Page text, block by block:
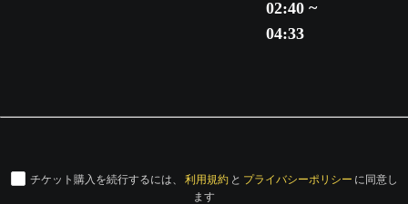
02:40 ~
04:33
チケット購入を続行するには、 利用規約 と プライバシーポリシー に同意し
ます